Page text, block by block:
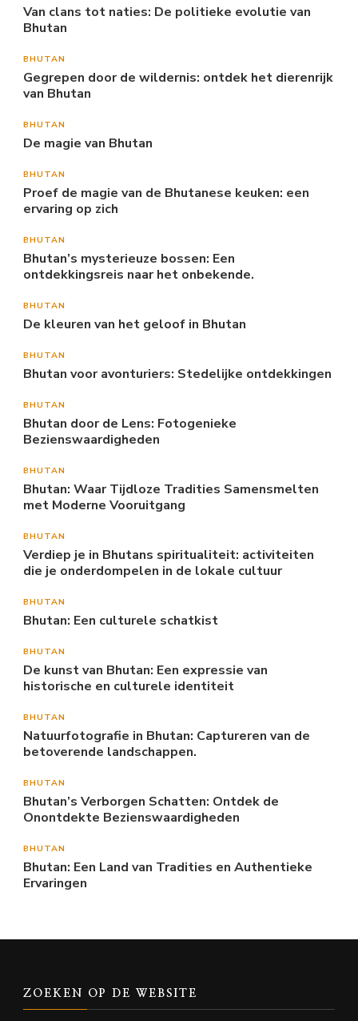
Van clans tot naties: De politieke evolutie van
Bhutan
BHUTAN
Gegrepen door de wildernis: ontdek het dierenrijk
van Bhutan
BHUTAN
De magie van Bhutan
BHUTAN
Proef de magie van de Bhutanese keuken: een
ervaring op zich
BHUTAN
Bhutan’s mysterieuze bossen: Een
ontdekkingsreis naar het onbekende.
BHUTAN
De kleuren van het geloof in Bhutan
BHUTAN
Bhutan voor avonturiers: Stedelijke ontdekkingen
BHUTAN
Bhutan door de Lens: Fotogenieke
Bezienswaardigheden
BHUTAN
Bhutan: Waar Tijdloze Tradities Samensmelten
met Moderne Vooruitgang
BHUTAN
Verdiep je in Bhutans spiritualiteit: activiteiten
die je onderdompelen in de lokale cultuur
BHUTAN
Bhutan: Een culturele schatkist
BHUTAN
De kunst van Bhutan: Een expressie van
historische en culturele identiteit
BHUTAN
Natuurfotografie in Bhutan: Captureren van de
betoverende landschappen.
BHUTAN
Bhutan’s Verborgen Schatten: Ontdek de
Onontdekte Bezienswaardigheden
BHUTAN
Bhutan: Een Land van Tradities en Authentieke
Ervaringen
ZOEKEN OP DE WEBSITE